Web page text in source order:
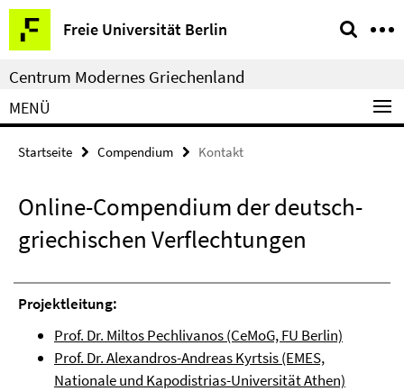
Springe
direkt
zu
Inhalt
Freie Universität Berlin
Service-
Navigation
Centrum Modernes Griechenland
MENÜ
Startseite Compendium Kontakt
Online-Compendium der deutsch-
griechischen Verflechtungen
Projektleitung:
Prof. Dr. Miltos Pechlivanos (CeMoG, FU Berlin)
Prof. Dr. Alexandros-Andreas Kyrtsis (EMES,
Nationale und Kapodistrias-Universität Athen)